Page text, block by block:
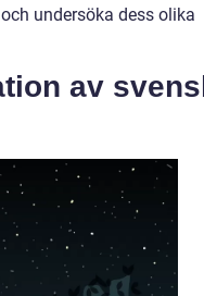
undersöka dess olika
av